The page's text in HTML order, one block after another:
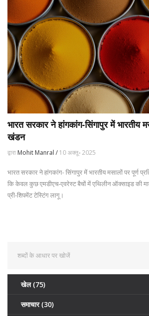
भारत सरकार ने हांगकांग‑सिंगापुर में भारतीय
खंडन
द्वारा Mohit Manral / 10 अक्तू॰ 2025
भारत सरकार ने हांगकांग- सिंगापुर में भारतीय मसालों पर पूर्ण
कि केवल कुछ एमडीएच‑एवरेस्ट बैचों में एथिलीन ऑक्साइड की
प्री‑शिपमेंट टेस्टिंग लागू।
खेल (75)
समाचार (30)